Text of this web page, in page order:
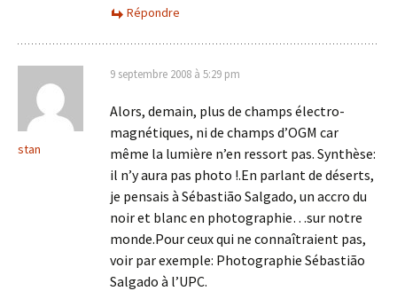
Répondre
stan
9 septembre 2008 à 5:29 pm
Alors, demain, plus de champs électro-
magnétiques, ni de champs d’OGM car
même la lumière n’en ressort pas. Synthèse:
il n’y aura pas photo !.En parlant de déserts,
je pensais à Sébastião Salgado, un accro du
noir et blanc en photographie…sur notre
monde.Pour ceux qui ne connaîtraient pas,
voir par exemple: Photographie Sébastião
Salgado à l’UPC.